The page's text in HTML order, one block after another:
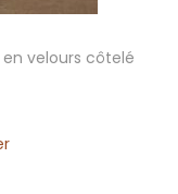
velours côtelé